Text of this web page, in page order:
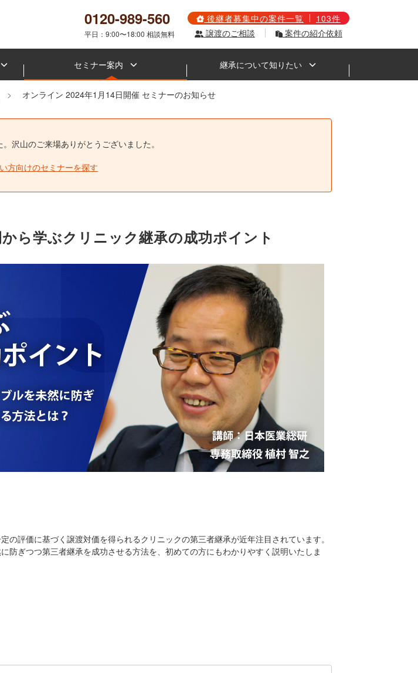
0120-989-560
平日：9:00〜18:00 相談無料
後継者募集中の案件一覧
103件
譲渡のご相談
案件の紹介依頼
セミナー案内 継承について知りたい
オンライン 2024年1月14日開催 セミナーのお知らせ
沢山のご来場ありがとうございました。
方向けのセミナーを探す
ら学ぶクリニック継承の成功ポイント
の評価に基づく譲渡対価を得られるクリニックの第三者継承が近年注目されています。
防ぎつつ第三者継承を成功させる方法を、初めての方にもわかりやすく説明いたしま